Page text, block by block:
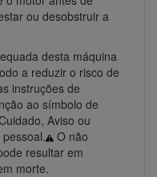
ou desobstruir a
desta máquina
a reduzir o risco de
instruções de
ao símbolo de
Aviso ou
O não
resultar em
morte.